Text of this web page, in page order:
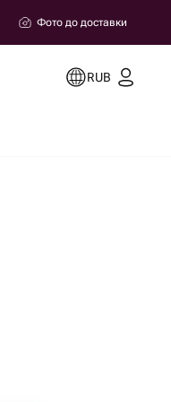
Фото до доставки
RUB